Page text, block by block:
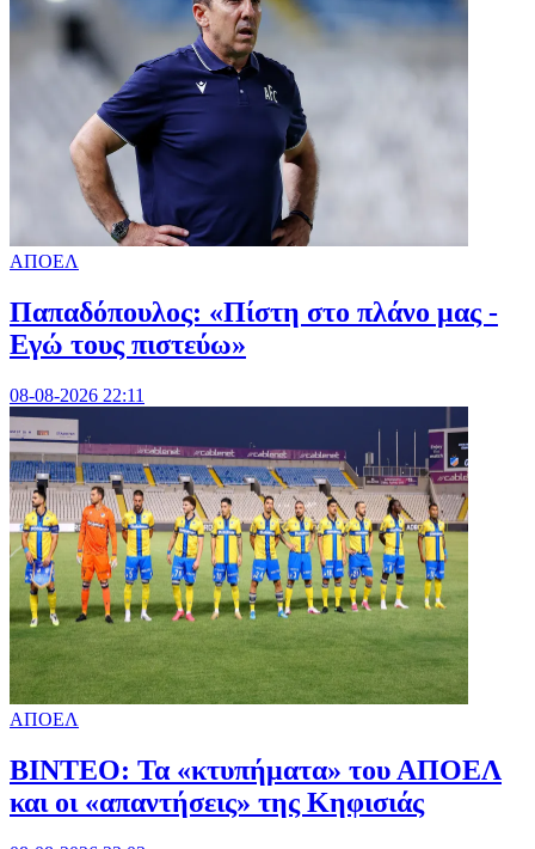
ΑΠΟΕΛ
Παπαδόπουλος: «Πίστη στο πλάνο μας -
Εγώ τους πιστεύω»
08-08-2026 22:11
ΑΠΟΕΛ
ΒΙΝΤΕΟ: Τα «κτυπήματα» του ΑΠΟΕΛ
και οι «απαντήσεις» της Κηφισιάς